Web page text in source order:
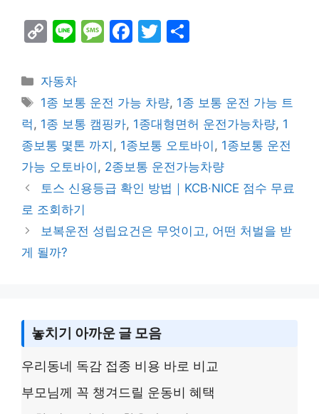
C
p
y
Li
n
k
Li
e
M
s
a
g
e
F
e
b
o
o
k
T
er e
Categories
자동차
Tags
1종 보통 운전 가능 차량, 1종 보통 운전 가능 트
럭 , 1종 보통 캠핑카, 1종대형면허 운전가능차량, 1
종보통 몇톤 까지 , 1종보통 오토바이 , 1종보통 운전
가능 오토바이 , 2종보통 운전가능차량
토스 신용등급 확인 방법｜KCB·NICE 점수 무료
로 조회하기
보복운전 성립요건은 무엇이고, 어떤 처벌을 받
게 될까?
놓치기 아까운 글 모음
우리동네 독감 접종 비용 바로 비교
부모님께 꼭 챙겨드릴 운동비 혜택